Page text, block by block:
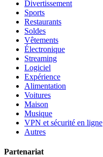
Divertissement
Sports
Restaurants
Soldes
Vêtements
Électronique
Streaming
Logiciel
Expérience
Alimentation
Voitures
Maison
Musique
VPN et sécurité en ligne
Autres
Partenariat